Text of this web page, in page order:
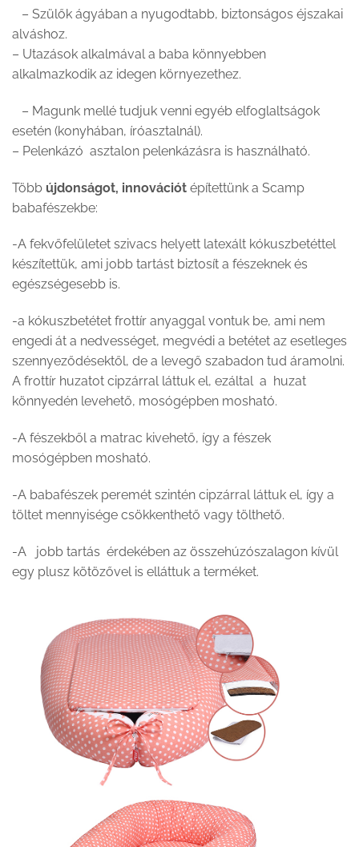
– Szülők ágyában a nyugodtabb, biztonságos éjszakai
alváshoz.
– Utazások alkalmával a baba könnyebben
alkalmazkodik az idegen környezethez.
– Magunk mellé tudjuk venni egyéb elfoglaltságok
esetén (konyhában, íróasztalnál).
– Pelenkázó asztalon pelenkázásra is használható.
Több újdonságot, innovációt építettünk a Scamp
babafészekbe:
-A fekvőfelületet szivacs helyett latexált kókuszbetéttel
készítettük, ami jobb tartást biztosít a fészeknek és
egészségesebb is.
-a kókuszbetétet frottír anyaggal vontuk be, ami nem
engedi át a nedvességet, megvédi a betétet az esetleges
szennyeződésektől, de a levegő szabadon tud áramolni.
A frottír huzatot cipzárral láttuk el, ezáltal a huzat
könnyedén levehető, mosógépben mosható.
-A fészekből a matrac kivehető, így a fészek
mosógépben mosható.
-A babafészek peremét szintén cipzárral láttuk el, így a
töltet mennyisége csökkenthető vagy tölthető.
-A jobb tartás érdekében az összehúzószalagon kívül
egy plusz kötözővel is elláttuk a terméket.